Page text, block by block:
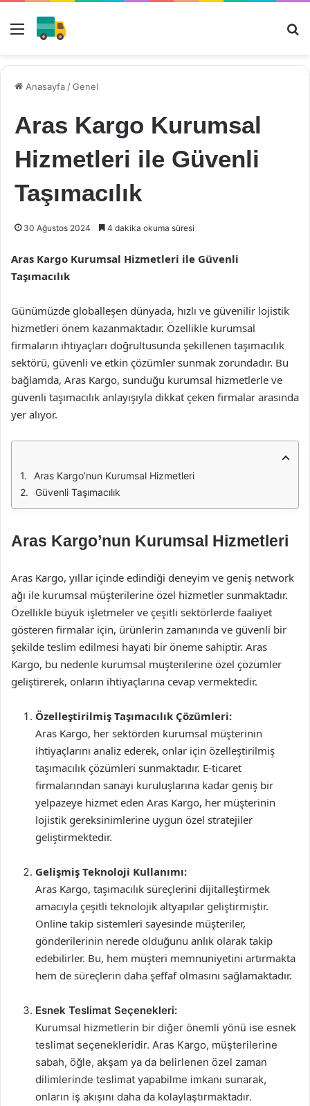
Menü
Anasayfa /Genel
Aras Kargo Kurumsal
Hizmetleri ile Güvenli
Taşımacılık
30 Ağustos 2024 4 dakika okuma süresi
Aras Kargo Kurumsal Hizmetleri ile Güvenli
Taşımacılık
Günümüzde globalleşen dünyada, hızlı ve güvenilir lojistik
hizmetleri önem kazanmaktadır. Özellikle kurumsal
firmaların ihtiyaçları doğrultusunda şekillenen taşımacılık
sektörü, güvenli ve etkin çözümler sunmak zorundadır. Bu
bağlamda, Aras Kargo, sunduğu kurumsal hizmetlerle ve
güvenli taşımacılık anlayışıyla dikkat çeken firmalar arasında
yer alıyor.
Aras Kargo’nun Kurumsal Hizmetleri
Güvenli Taşımacılık
Aras Kargo’nun Kurumsal Hizmetleri
Aras Kargo, yıllar içinde edindiği deneyim ve geniş network
ağı ile kurumsal müşterilerine özel hizmetler sunmaktadır.
Özellikle büyük işletmeler ve çeşitli sektörlerde faaliyet
gösteren firmalar için, ürünlerin zamanında ve güvenli bir
şekilde teslim edilmesi hayati bir öneme sahiptir. Aras
Kargo, bu nedenle kurumsal müşterilerine özel çözümler
geliştirerek, onların ihtiyaçlarına cevap vermektedir.
Özelleştirilmiş Taşımacılık Çözümleri:
Aras Kargo, her sektörden kurumsal müşterinin
ihtiyaçlarını analiz ederek, onlar için özelleştirilmiş
taşımacılık çözümleri sunmaktadır. E-ticaret
firmalarından sanayi kuruluşlarına kadar geniş bir
yelpazeye hizmet eden Aras Kargo, her müşterinin
lojistik gereksinimlerine uygun özel stratejiler
geliştirmektedir.
Gelişmiş Teknoloji Kullanımı:
Aras Kargo, taşımacılık süreçlerini dijitalleştirmek
amacıyla çeşitli teknolojik altyapılar geliştirmiştir.
Online takip sistemleri sayesinde müşteriler,
gönderilerinin nerede olduğunu anlık olarak takip
edebilirler. Bu, hem müşteri memnuniyetini artırmakta
hem de süreçlerin daha şeffaf olmasını sağlamaktadır.
Esnek Teslimat Seçenekleri:
Kurumsal hizmetlerin bir diğer önemli yönü ise esnek
teslimat seçenekleridir. Aras Kargo, müşterilerine
sabah, öğle, akşam ya da belirlenen özel zaman
dilimlerinde teslimat yapabilme imkanı sunarak,
onların iş akışını daha da kolaylaştırmaktadır.